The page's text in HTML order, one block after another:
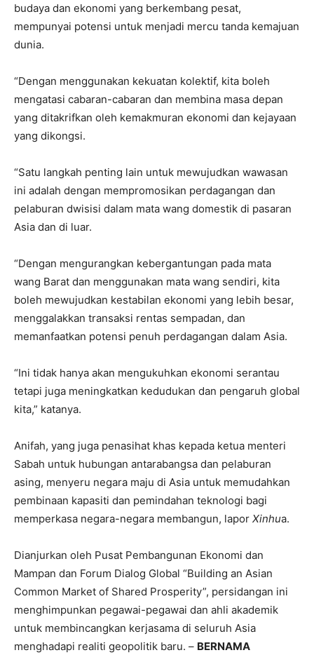
budaya dan ekonomi yang berkembang pesat,
mempunyai potensi untuk menjadi mercu tanda kemajuan
dunia.
“Dengan menggunakan kekuatan kolektif, kita boleh
mengatasi cabaran-cabaran dan membina masa depan
yang ditakrifkan oleh kemakmuran ekonomi dan kejayaan
yang dikongsi.
“Satu langkah penting lain untuk mewujudkan wawasan
ini adalah dengan mempromosikan perdagangan dan
pelaburan dwisisi dalam mata wang domestik di pasaran
Asia dan di luar.
“Dengan mengurangkan kebergantungan pada mata
wang Barat dan menggunakan mata wang sendiri, kita
boleh mewujudkan kestabilan ekonomi yang lebih besar,
menggalakkan transaksi rentas sempadan, dan
memanfaatkan potensi penuh perdagangan dalam Asia.
“Ini tidak hanya akan mengukuhkan ekonomi serantau
tetapi juga meningkatkan kedudukan dan pengaruh global
kita,” katanya.
Anifah, yang juga penasihat khas kepada ketua menteri
Sabah untuk hubungan antarabangsa dan pelaburan
asing, menyeru negara maju di Asia untuk memudahkan
pembinaan kapasiti dan pemindahan teknologi bagi
memperkasa negara-negara membangun, lapor Xinhua.
Dianjurkan oleh Pusat Pembangunan Ekonomi dan
Mampan dan Forum Dialog Global “Building an Asian
Common Market of Shared Prosperity”, persidangan ini
menghimpunkan pegawai-pegawai dan ahli akademik
untuk membincangkan kerjasama di seluruh Asia
menghadapi realiti geopolitik baru. – BERNAMA